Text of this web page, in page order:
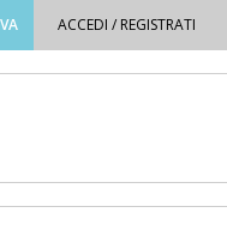
ACCEDI / REGISTRATI